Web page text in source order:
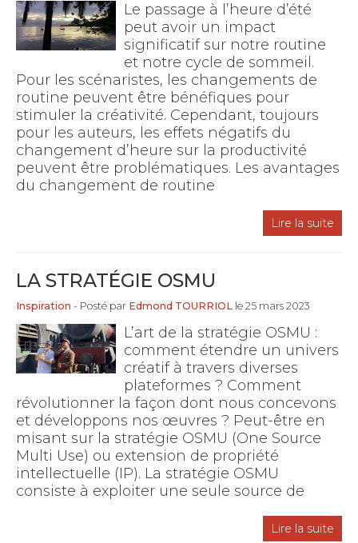
Le passage à l’heure d’été
peut avoir un impact
significatif sur notre routine
et notre cycle de sommeil.
Pour les scénaristes, les changements de
routine peuvent être bénéfiques pour
stimuler la créativité. Cependant, toujours
pour les auteurs, les effets négatifs du
changement d’heure sur la productivité
peuvent être problématiques. Les avantages
du changement de routine
Lire la suite
LA STRATÉGIE OSMU
Inspiration - Posté par Edmond TOURRIOL le 25 mars 2023
L’art de la stratégie OSMU :
comment étendre un univers
créatif à travers diverses
plateformes ? Comment
révolutionner la façon dont nous concevons
et développons nos œuvres ? Peut-être en
misant sur la stratégie OSMU (One Source
Multi Use) ou extension de propriété
intellectuelle (IP). La stratégie OSMU
consiste à exploiter une seule source de
Lire la suite